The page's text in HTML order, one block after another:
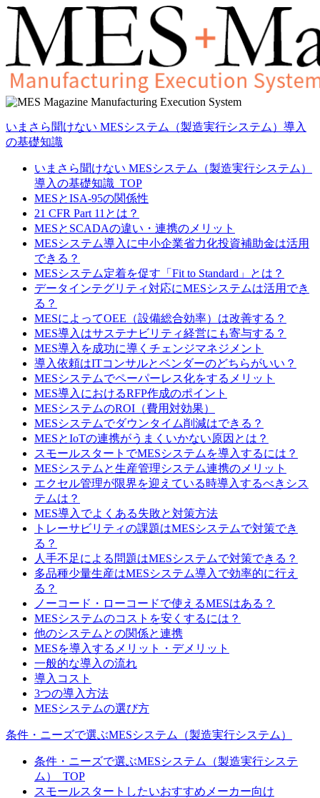
いまさら聞けない MESシステム（製造実行システム）導入
の基礎知識
いまさら聞けない MESシステム（製造実行システム）
導入の基礎知識_TOP
MESとISA-95の関係性
21 CFR Part 11とは？
MESとSCADAの違い・連携のメリット
MESシステム導入に中小企業省力化投資補助金は活用
できる？
MESシステム定着を促す「Fit to Standard」とは？
データインテグリティ対応にMESシステムは活用でき
る？
MESによってOEE（設備総合効率）は改善する？
MES導入はサステナビリティ経営にも寄与する？
MES導入を成功に導くチェンジマネジメント
導入依頼はITコンサルとベンダーのどちらがいい？
MESシステムでペーパーレス化をするメリット
MES導入におけるRFP作成のポイント
MESシステムのROI（費用対効果）
MESシステムでダウンタイム削減はできる？
MESとIoTの連携がうまくいかない原因とは？
スモールスタートでMESシステムを導入するには？
MESシステムと生産管理システム連携のメリット
エクセル管理が限界を迎えている時導入するべきシス
テムは？
MES導入でよくある失敗と対策方法
トレーサビリティの課題はMESシステムで対策でき
る？
人手不足による問題はMESシステムで対策できる？
多品種少量生産はMESシステム導入で効率的に行え
る？
ノーコード・ローコードで使えるMESはある？
MESシステムのコストを安くするには？
他のシステムとの関係と連携
MESを導入するメリット・デメリット
一般的な導入の流れ
導入コスト
3つの導入方法
MESシステムの選び方
条件・ニーズで選ぶMESシステム（製造実行システム）
条件・ニーズで選ぶMESシステム（製造実行システ
ム）_TOP
スモールスタートしたいおすすめメーカー向け